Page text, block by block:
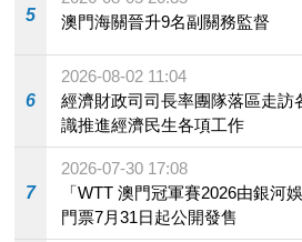
5
澳門海關晉升9名副關務監督
6
2026-08-02 11:04
經濟財政司司長率團隊落區走訪
識推進經濟民生各項工作
7
2026-07-30 17:08
「WTT 澳門冠軍賽2026由銀河
門票7月31日起公開發售